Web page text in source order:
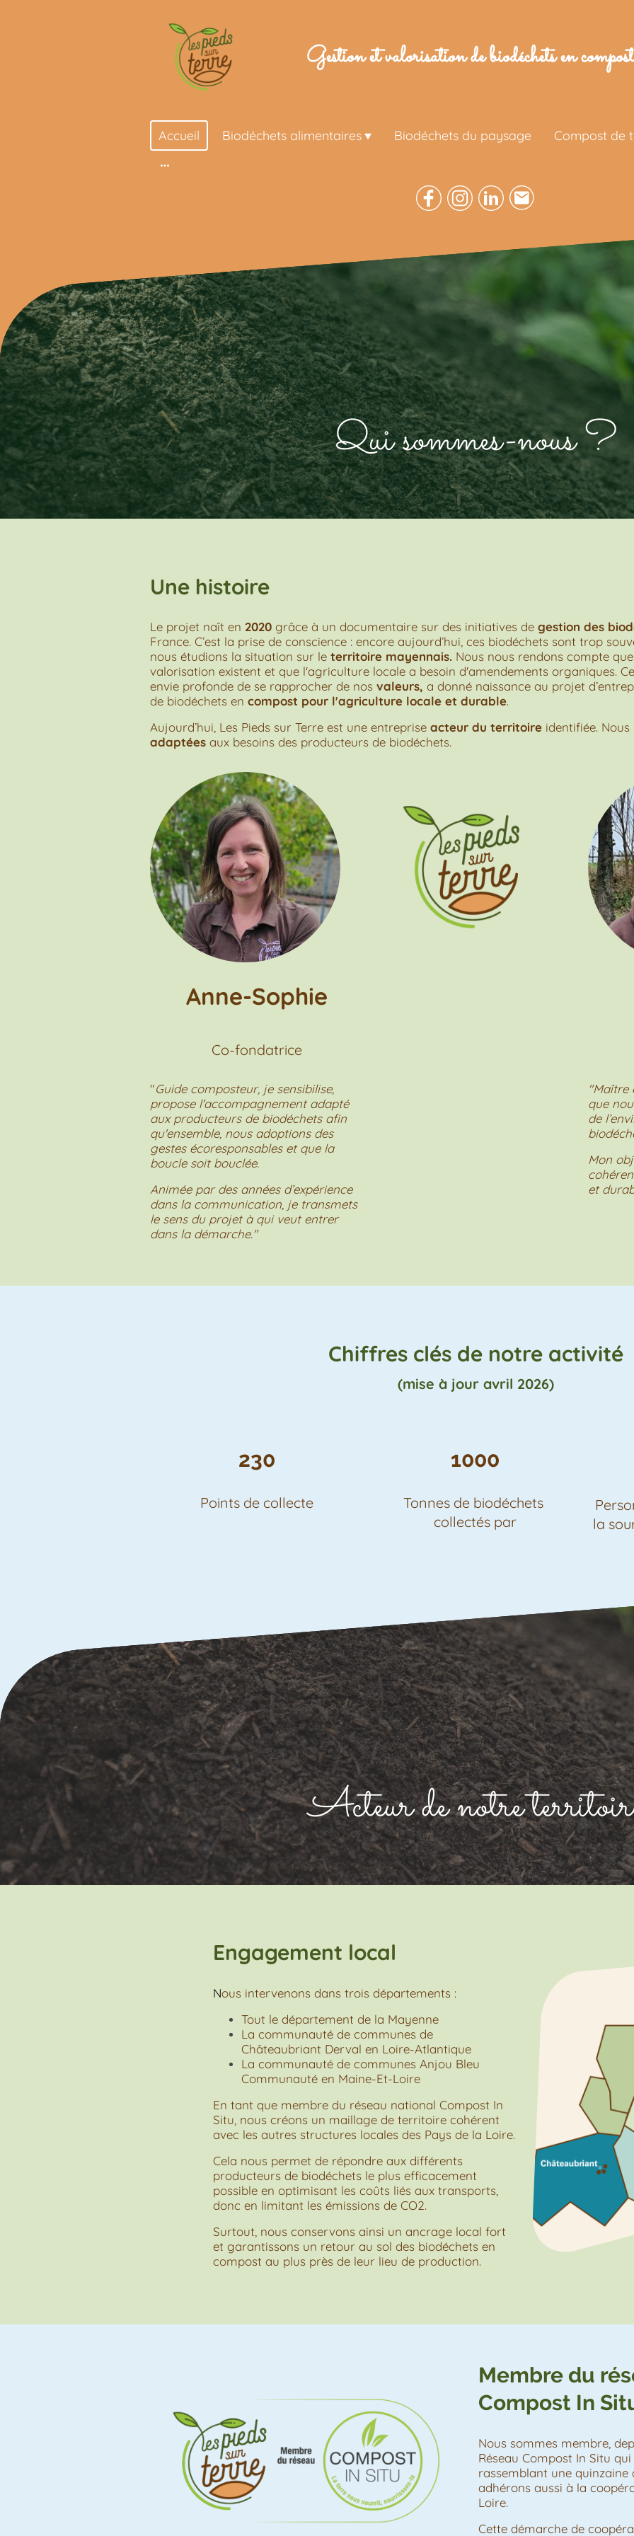
Gestion et valorisation de biodéchets en
Accueil Biodéchets alimentaires Biodéchets du paysage Compost de
Qui sommes-nous ?
Une histoire
Le projet naît en 2020 grâce à un documentaire sur des initiatives de gestion des
France. C’est la prise de conscience : encore aujourd’hui, ces biodéchets sont trop
nous étudions la situation sur le territoire mayennais. Nous nous rendons compte
valorisation existent et que l'agriculture locale a besoin d'amendements organiques.
envie profonde de se rapprocher de nos valeurs, a donné naissance au projet
de biodéchets en compost pour l'agriculture locale et durable.
Aujourd’hui, Les Pieds sur Terre est une entreprise acteur du territoire identifiée.
adaptées aux besoins des producteurs de biodéchets.
Anne-Sophie
Co-fondatrice
"Guide composteur, je sensibilise,
propose l'accompagnement adapté
aux producteurs de biodéchets afin
qu'ensemble, nous adoptions des
gestes écoresponsables et que la
boucle soit bouclée.
Animée par des années d’expérience
dans la communication, je transmets
le sens du projet à qui veut entrer
dans la démarche."
"Maître
que
de
Mon
et
Chiffres clés de notre activité
(mise à jour avril 2026)
230
Points de collecte
1000
Tonnes de biodéchets
collectés par
la
Acteur de notre
Engagement local
Nous intervenons dans trois départements :
Tout le département de la Mayenne
La communauté de communes de
Châteaubriant Derval en Loire-Atlantique
La communauté de communes Anjou Bleu
Communauté en Maine-Et-Loire
En tant que membre du réseau national Compost In
Situ, nous créons un maillage de territoire cohérent
avec les autres structures locales des Pays de la Loire.
Cela nous permet de répondre aux différents
producteurs de biodéchets le plus efficacement
possible en optimisant les coûts liés aux transports,
donc en limitant les émissions de CO2.
Surtout, nous conservons ainsi un ancrage local fort
et garantissons un retour au sol des biodéchets en
compost au plus près de leur lieu de production.
Membre du
Compost In
Nous sommes membre,
Réseau Compost In Situ
rassemblant une
adhérons aussi à la
Loire.
Cette démarche de